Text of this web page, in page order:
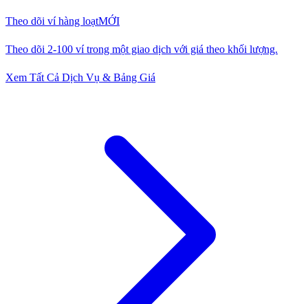
Theo dõi ví hàng loạtMỚI
Theo dõi 2-100 ví trong một giao dịch với giá theo khối lượng.
Xem Tất Cả Dịch Vụ & Bảng Giá